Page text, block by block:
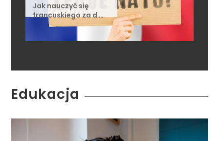
Jak nauczyć się
francuskiego za d …
Edukacja